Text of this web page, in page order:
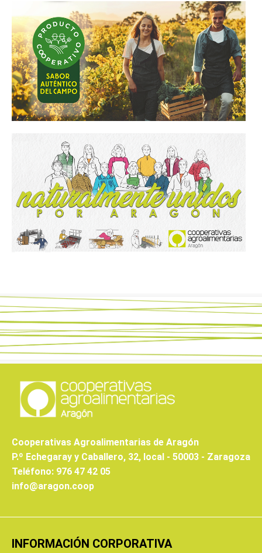
Cooperativas Agroalimentarias de Aragón
P.º Echegaray y Caballero, 32, local - 50003 - Zaragoza
Teléfono: 976 47 42 05
info@aragon.coop
INFORMACIÓN CORPORATIVA